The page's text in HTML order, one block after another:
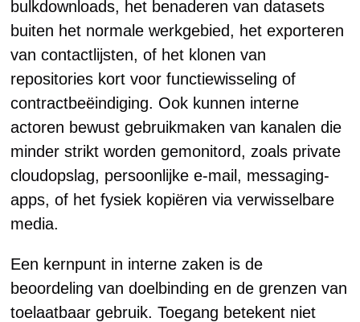
bulkdownloads, het benaderen van datasets
buiten het normale werkgebied, het exporteren
van contactlijsten, of het klonen van
repositories kort voor functiewisseling of
contractbeëindiging. Ook kunnen interne
actoren bewust gebruikmaken van kanalen die
minder strikt worden gemonitord, zoals private
cloudopslag, persoonlijke e-mail, messaging-
apps, of het fysiek kopiëren via verwisselbare
media.
Een kernpunt in interne zaken is de
beoordeling van doelbinding en de grenzen van
toelaatbaar gebruik. Toegang betekent niet